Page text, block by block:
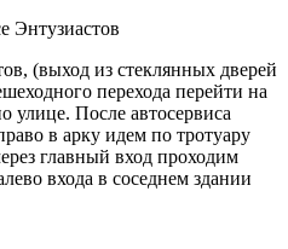
Энтузиастов
(выход из стеклянных дверей
перехода перейти на
улице. После автосервиса
в арку идем по тротуару
главный вход проходим
входа в соседнем здании